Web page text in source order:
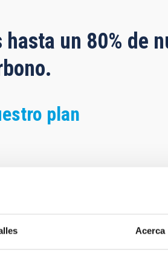
Acerca
un 80% de
plan